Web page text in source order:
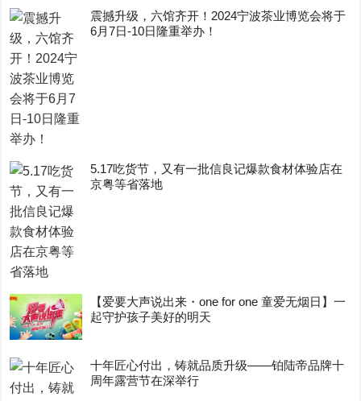
震撼升级，六馆齐开！2024宁波茶业博览会将于
6月7日-10日隆重举办！
5.17吃货节，又有一批信良记爆款食材体验店在
京粤等省落地
【爱要大声说出来・one for one 童爱无烟日】一
起守护孩子美好的明天
十年匠心付出，铸就品质升级——铂陆帝品牌十
周年露营节在深举行